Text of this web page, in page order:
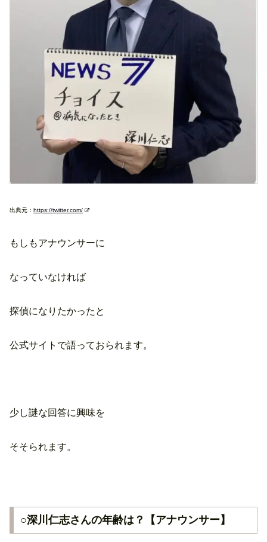
出典元： https://twitter.com/
もしもアナウンサーに
なっていなければ
探偵になりたかったと
公式サイトで語っておられます。
少し謎な回答に興味を
そそられます。
○深川仁志さんの年齢は？【アナウンサー】